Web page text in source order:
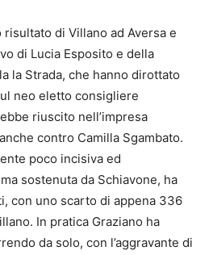
risultato di Villano ad Aversa e
di Lucia Esposito e della
la Strada, che hanno dirottato
neo eletto consigliere
riuscito nell’impresa
contro Camilla Sgambato.
poco incisiva ed
sostenuta da Schiavone, ha
con uno scarto di appena 336
In pratica Graziano ha
da solo, con l’aggravante di